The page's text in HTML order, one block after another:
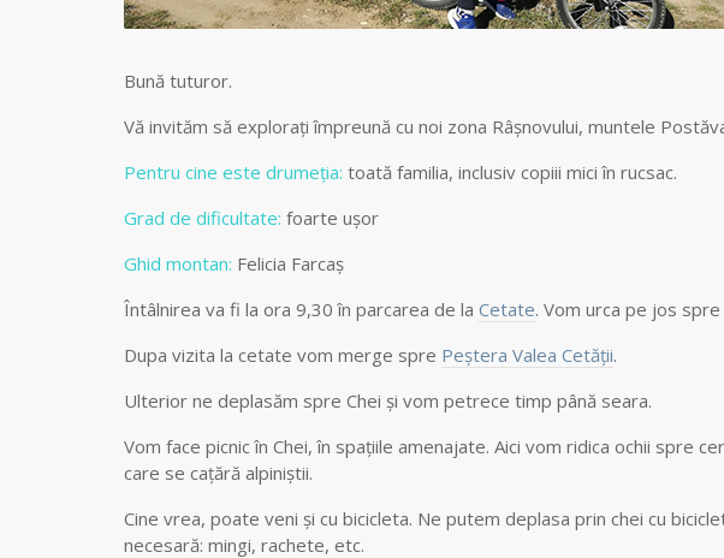
Bună tuturor.
Vă invităm să explorați împreună cu noi zona Râșnovului, muntele
Pentru cine este drumeția: toată familia, inclusiv copiii mici în rucsac.
Grad de dificultate: foarte ușor
Ghid montan: Felicia Farcaș
Întâlnirea va fi la ora 9,30 în parcarea de la Cetate. Vom urca pe jos
Dupa vizita la cetate vom merge spre Peștera Valea Cetății.
Ulterior ne deplasăm spre Chei și vom petrece timp până seara.
Vom face picnic în Chei, în spațiile amenajate. Aici vom ridica ochii spre
care se cațără alpiniștii.
Cine vrea, poate veni și cu bicicleta. Ne putem deplasa prin chei cu
necesară: mingi, rachete, etc.